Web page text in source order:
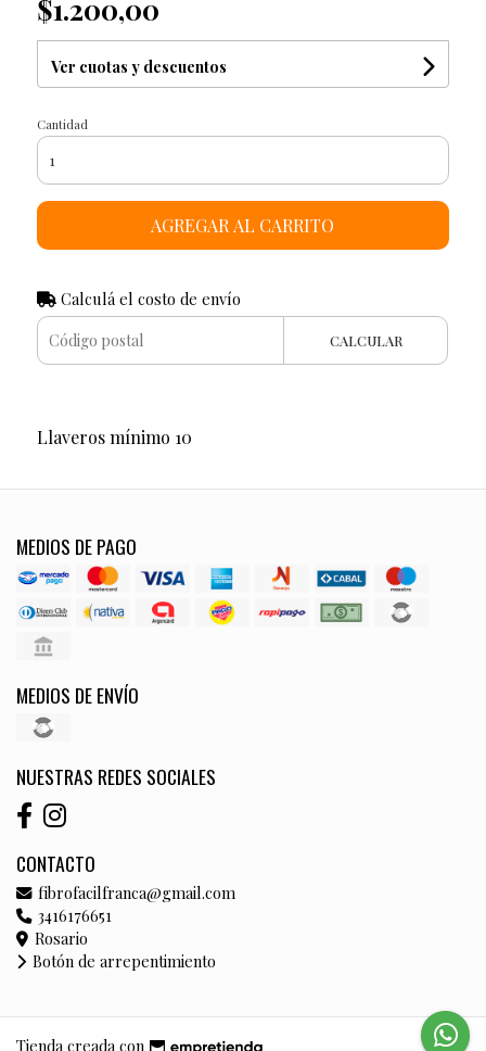
$1.200,00
Ver cuotas y descuentos
Cantidad
AGREGAR AL CARRITO
Calculá el costo de envío
CALCULAR
Llaveros mínimo 10
MEDIOS DE PAGO
MEDIOS DE ENVÍO
NUESTRAS REDES SOCIALES
CONTACTO
fibrofacilfranca@gmail.com
3416176651
Rosario
Botón de arrepentimiento
Tienda creada con